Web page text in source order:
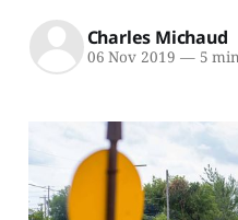
Charles Michaud
06 Nov 2019 —5